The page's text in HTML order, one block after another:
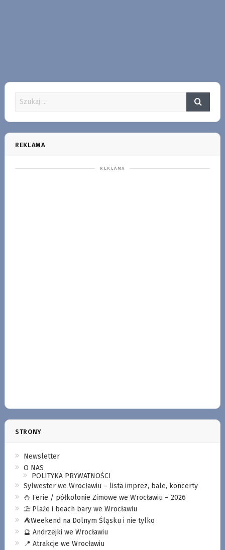
REKLAMA
STRONY
Newsletter
O NAS
POLITYKA PRYWATNOŚCI
Sylwester we Wrocławiu – lista imprez, bale, koncerty
⛄️ Ferie / półkolonie Zimowe we Wrocławiu – 2026
⛱️ Plaże i beach bary we Wrocławiu
⛺️Weekend na Dolnym Śląsku i nie tylko
🔮 Andrzejki we Wrocławiu
📍 Atrakcje we Wrocławiu